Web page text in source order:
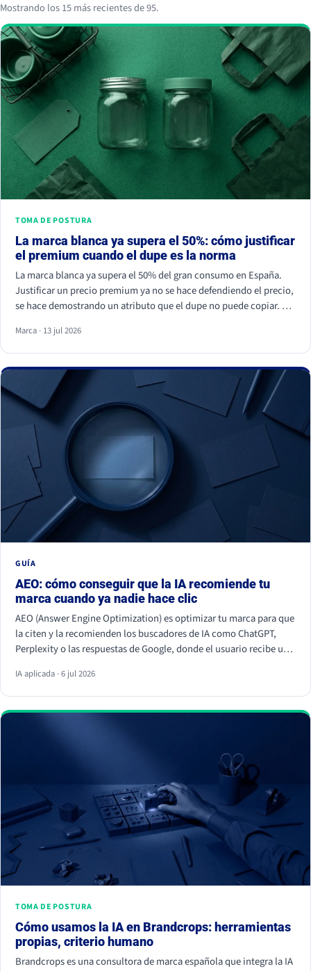
Mostrando los 15 más recientes de 95.
TOMA DE POSTURA
La marca blanca ya supera el 50%: cómo justificar
el premium cuando el dupe es la norma
La marca blanca ya supera el 50% del gran consumo en España.
Justificar un precio premium ya no se hace defendiendo el precio,
se hace demostrando un atributo que el dupe no puede copiar. Si
siempre va a ganar.
Marca · 13 jul 2026
GUÍA
AEO: cómo conseguir que la IA recomiende tu
marca cuando ya nadie hace clic
AEO (Answer Engine Optimization) es optimizar tu marca para que
la citen y la recomienden los buscadores de IA como ChatGPT,
Perplexity o las respuestas de Google, donde el usuario recibe una
información citable, ganarte autoridad de terceros y demostrar
experiencia real. Empieza hoy, porque la IA ya decide a quién
nombrar y a quién ignorar.
IA aplicada · 6 jul 2026
TOMA DE POSTURA
Cómo usamos la IA en Brandcrops: herramientas
propias, criterio humano
Brandcrops es una consultora de marca española que integra la IA